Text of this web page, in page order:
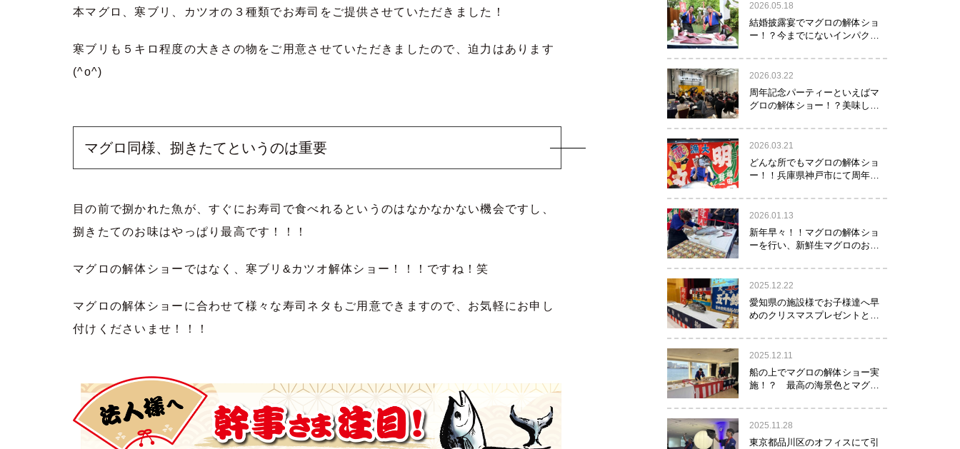
本マグロ、寒ブリ、カツオの３種類でお寿司をご提供させていただきました！
寒ブリも５キロ程度の大きさの物をご用意させていただきましたので、迫力はあります
(^o^)
マグロ同様、捌きたてというのは重要
目の前で捌かれた魚が、すぐにお寿司で食べれるというのはなかなかない機会ですし、
捌きたてのお味はやっぱり最高です！！！
マグロの解体ショーではなく、寒ブリ&カツオ解体ショー！！！ですね！笑
マグロの解体ショーに合わせて様々な寿司ネタもご用意できますので、お気軽にお申し
付けくださいませ！！！
2026.05.18
結婚披露宴でマグロの解体ショ
ー！？今までにないインパクト
スメ！！
2026.03.22
周年記念パーティーといえばマ
グロの解体ショー！？美味し
2026.03.21
どんな所でもマグロの解体ショ
ー！！兵庫県神戸市にて周年記
て参りました！！
2026.01.13
新年早々！！マグロの解体ショ
ーを行い、新鮮生マグロのお寿
舞い！！！
2025.12.22
愛知県の施設様でお子様達へ早
めのクリスマスプレゼントとし
施！？
2025.12.11
船の上でマグロの解体ショー実
施！？ 最高の海景色とマグロ
2025.11.28
東京都品川区のオフィスにて引